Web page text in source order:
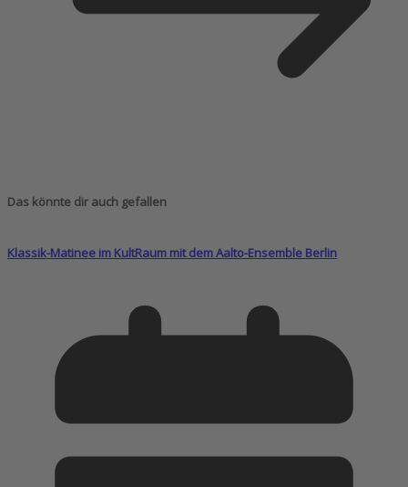
Das könnte dir auch gefallen
Klassik-Matinee im KultRaum mit dem Aalto-Ensemble Berlin